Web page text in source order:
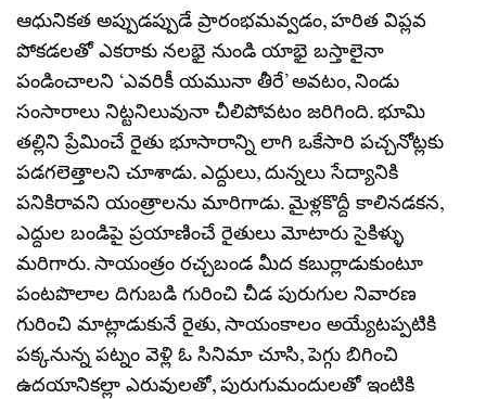
ఆధునికత అప్పుడప్పుడే ప్రారంభమవ్వడం, హరిత విప్లవ
పోకడలతో ఎకరాకు నలభై నుండి యాభై బస్తాలైనా
పండించాలని ‘ఎవరికీ యమునా తీరే’ అవటం, నిండు
సంసారాలు నిట్టనిలువునా చీలిపోవటం జరిగింది. భూమి
తల్లిని ప్రేమించే రైతు భూసారాన్ని లాగి ఒకేసారి పచ్చనోట్లకు
పడగలెత్తాలని చూశాడు. ఎద్దులు, దున్నలు సేద్యానికి
పనికిరావని యంత్రాలను మారిగాడు. మైళ్లకొద్దీ కాలినడకన,
ఎద్దుల బండిపై ప్రయాణించే రైతులు మోటారు సైకిళ్ళు
మరిగారు. సాయంత్రం రచ్చబండ మీద కబుర్లాడుకుంటూ
పంటపొలాల దిగుబడి గురించి చీడ పురుగుల నివారణ
గురించి మాట్లాడుకునే రైతు, సాయంకాలం అయ్యేటప్పటికి
పక్కనున్న పట్నం వెళ్లి ఓ సినిమా చూసి, పెగ్గు బిగించి
ఉదయానికల్లా ఎరువులతో, పురుగుమందులతో ఇంటికి